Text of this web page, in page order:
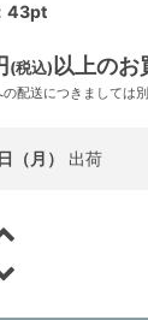
43pt
(税込) 以上のお
配送につきましては
（月） 出荷